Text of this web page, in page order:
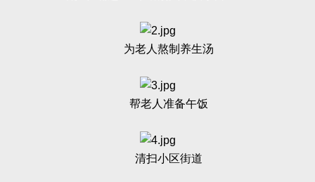
为老人熬制养生汤
帮老人准备午饭
清扫小区街道